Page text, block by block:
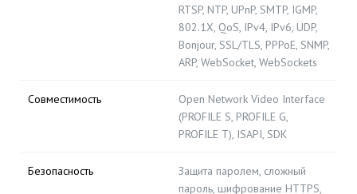
RTSP, NTP, UPnP, SMTP, IGMP,
802.1X, QoS, IPv4, IPv6, UDP,
Bonjour, SSL/TLS, PPPoE, SNMP,
ARP, WebSocket, WebSockets
Совместимость
Open Network Video Interface
(PROFILE S, PROFILE G,
PROFILE T), ISAPI, SDK
Безопасность
Защита паролем, сложный
пароль, шифрование HTTPS,